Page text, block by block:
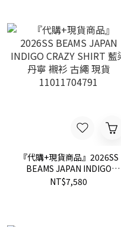
『代購+現貨商品』2026SS
BEAMS JAPAN INDIGO
CRAZY SHIRT 藍染 丹寧 襯
NT$7,580